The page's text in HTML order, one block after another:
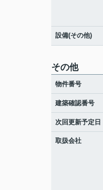
設備(その他)
その他
物件番号
建築確認番号
次回更新予定日
取扱会社